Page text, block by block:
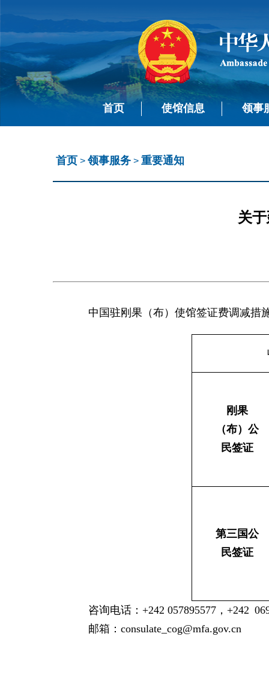
首页 使馆信息 领事
首页 >领事服务 > 重要通知
关
中国驻刚果（布）使馆签证费调减措
刚果
（布）公
民签证
第三国公
民签证
咨询电话：+242 057895577，+242
邮箱： consulate_cog@mfa.gov.cn